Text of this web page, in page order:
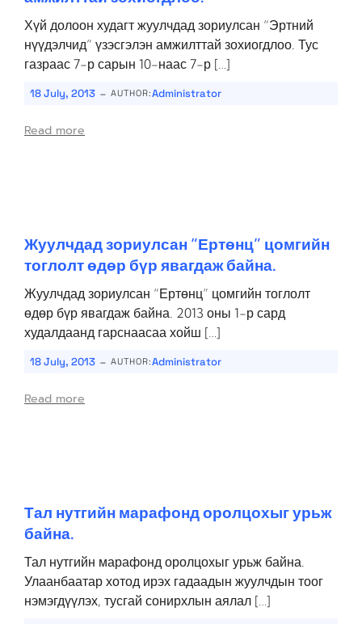
Хүй долоон худагт жуулчдад зориулсан “Эртний
нүүдэлчид” үзэсгэлэн амжилттай зохиогдлоо. Тус
газраас 7-р сарын 10-наас 7-р […]
18 July, 2013 - AUTHOR:Administrator
Read more
Жуулчдад зориулсан “Ертөнц” цомгийн
тоглолт өдөр бүр явагдаж байна.
Жуулчдад зориулсан “Ертөнц” цомгийн тоглолт
өдөр бүр явагдаж байна. 2013 оны 1-р сард
худалдаанд гарснаасаа хойш […]
18 July, 2013 - AUTHOR:Administrator
Read more
Тал нутгийн марафонд оролцохыг урьж
байна.
Тал нутгийн марафонд оролцохыг урьж байна.
Улаанбаатар хотод ирэх гадаадын жуулчдын тоог
нэмэгдүүлэх, тусгай сонирхлын аялал […]